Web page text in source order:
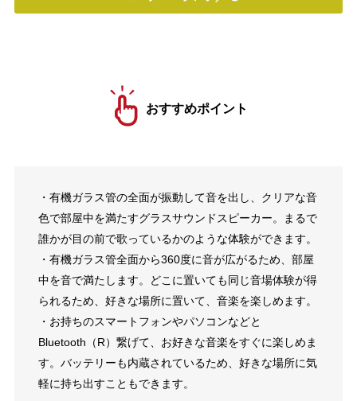
おすすめポイント
・有機ガラス管の全面が振動して音を出し、クリアな音
色で部屋中を満たすグラスサウンドスピーカー。まるで
誰かが目の前で歌っているかのような体験ができます。
・有機ガラス管全面から360度に音が広がるため、部屋
中を音で満たします。どこに置いても同じ音場体験が得
られるため、好きな場所に置いて、音楽を楽しめます。
・お持ちのスマートフォンやパソコンなどと
Bluetooth（R）繋げて、お好きな音楽をすぐに楽しめま
す。バッテリーも内蔵されているため、好きな場所に気
軽に持ち出すこともできます。